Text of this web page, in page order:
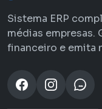
Sistema ERP
médias empresas.
financeiro e emita